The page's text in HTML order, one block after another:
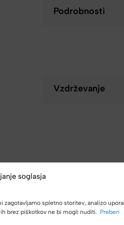
soglasja
zagotavljamo spletno storitev, analizo
brez piškotkov ne bi mogli nuditi. Preberi
Podrobnosti
Vzdrževanje